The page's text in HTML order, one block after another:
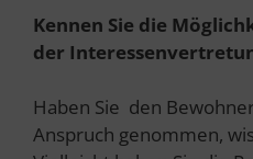
Kennen Sie die
der
Haben Sie den
Anspruch genommen,